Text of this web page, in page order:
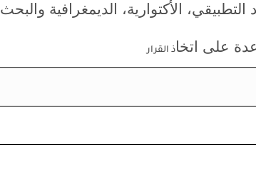
التطبيقي، الأكتوارية، الديمغرافية والبحث
على اتخاذ القرار